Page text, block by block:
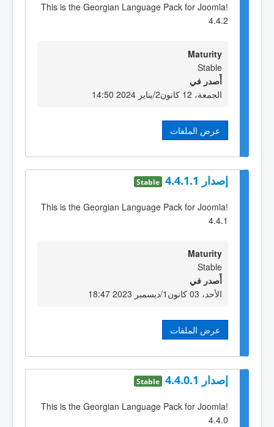
This is the Georgian Language Pack for Joomla!
4.4.2
Maturity
Stable
أٌصدر في
الجمعة، 12 كانون2/يناير 2024 14:50
عرض الملفات
إصدار 4.4.1.1 Stable
This is the Georgian Language Pack for Joomla!
4.4.1
Maturity
Stable
أٌصدر في
الأحد، 03 كانون1/ديسمبر 2023 18:47
عرض الملفات
إصدار 4.4.0.1 Stable
This is the Georgian Language Pack for Joomla!
4.4.0